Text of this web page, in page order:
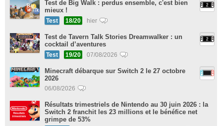
Test de Big Walk : perdus ensemble, c'est bien
mieux !
Test 18/20 hier
Test de Tavern Talk Stories Dreamwalker : un
cocktail d’aventures
Test 19/20 07/08/2026
Minecraft débarque sur Switch 2 le 27 octobre
2026
06/08/2026
Résultats trimestriels de Nintendo au 30 juin 2026 : la
Switch 2 franchit les 23 millions et le bénéfice net
grimpe de 53%